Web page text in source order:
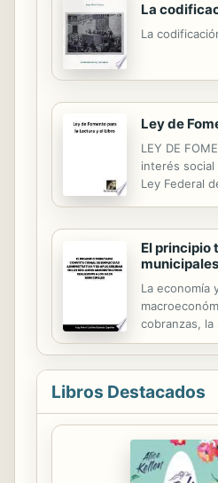
La
La
Ley de
LEY DE
interés
Ley Federal
El principio
municipales
La economía
cobranzas,
arcas de un
Libros Destacados